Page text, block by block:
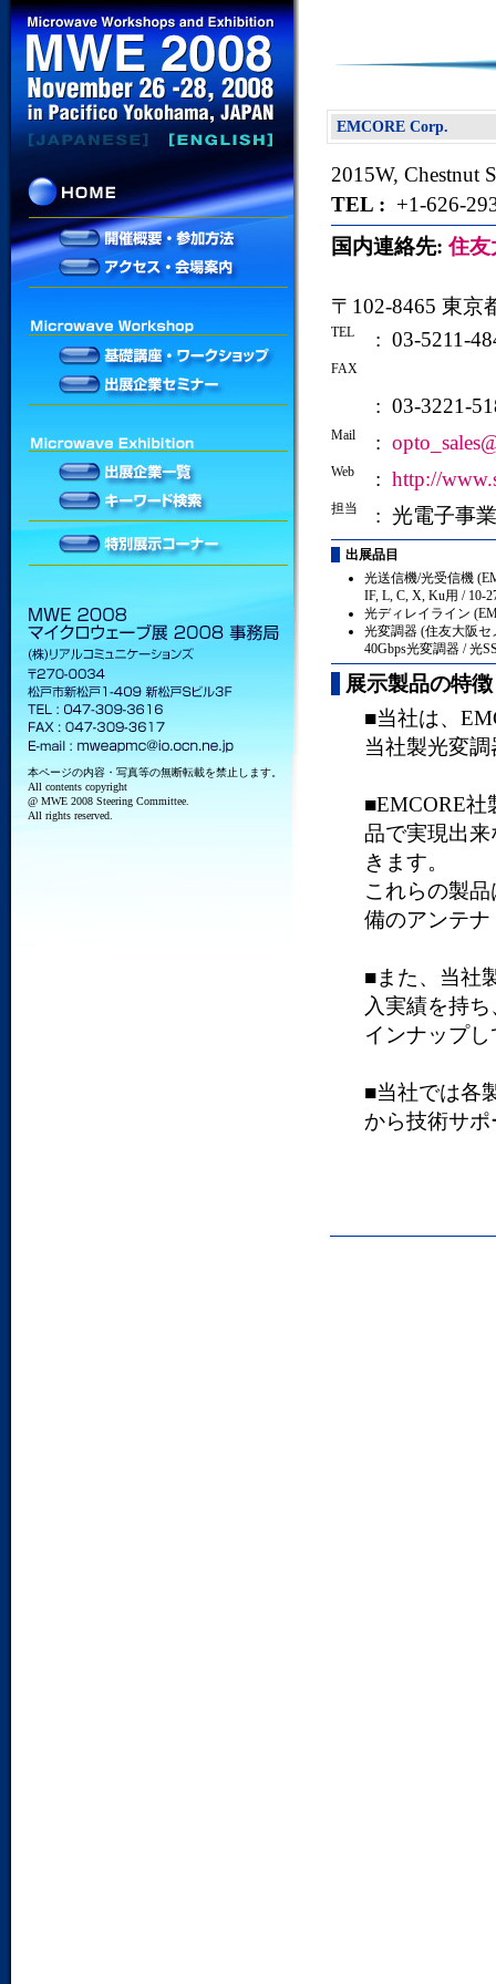
本ページの内容・写真等の無断転載を禁止します。
All contents copyright
@ MWE 2008 Steering Committee.
All rights reserved.
EMCORE Corp.
2015W, Chestnut
TEL : +1-626-
国内連絡先: 住友
〒102-8465 東京
TEL : 03-5211-
FAX
: 03-3221-
Mail :
Web : http://
担当 : 光電子事
出展品目
光送信機/光受信機
IF, L, C, X, Ku用 / 10-
光ディレイライン
光変調器 (住友大阪セ
40Gbps光変調器 / 光
展示製品の特徴
■当社は、
当社製光変
■EMCORE
品で実現出
きます。
これらの製
備のアンテ
■また、当社
入実績を持
インナップ
■当社では各
から技術サ